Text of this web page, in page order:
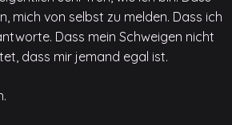
mich von selbst zu melden. Dass ich
Dass mein Schweigen nicht
dass mir jemand egal ist.